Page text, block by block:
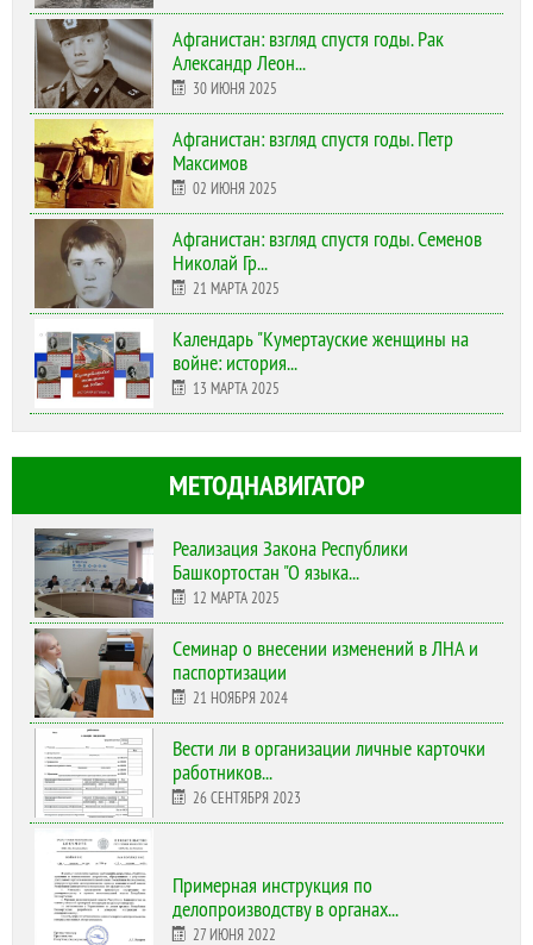
Афганистан: взгляд спустя годы. Рак
Александр Леон...
30 ИЮНЯ 2025
Афганистан: взгляд спустя годы. Петр
Максимов
02 ИЮНЯ 2025
Афганистан: взгляд спустя годы. Семенов
Николай Гр...
21 МАРТА 2025
Календарь "Кумертауские женщины на
войне: история...
13 МАРТА 2025
МЕТОДНАВИГАТОР
Реализация Закона Республики
Башкортостан "О языка...
12 МАРТА 2025
Cеминар о внесении изменений в ЛНА и
паспортизации
21 НОЯБРЯ 2024
Вести ли в организации личные карточки
работников...
26 СЕНТЯБРЯ 2023
Примерная инструкция по
делопроизводству в органах...
27 ИЮНЯ 2022